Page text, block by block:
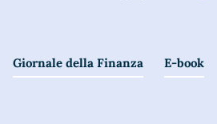
Giornale della Finanza E-book